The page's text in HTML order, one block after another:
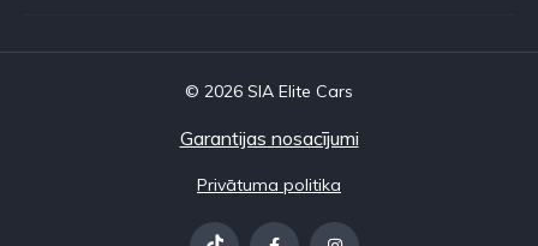
© 2026 SIA Elite Cars
Garantijas nosacījumi
Privātuma politika